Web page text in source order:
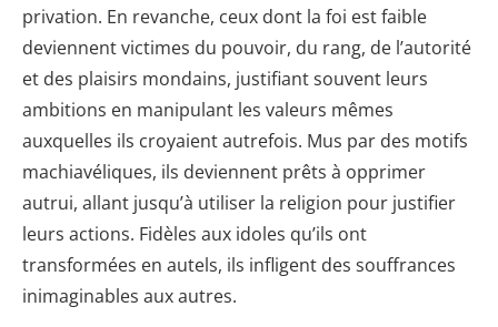
privation. En revanche, ceux dont la foi est faible
deviennent victimes du pouvoir, du rang, de l’autorité
et des plaisirs mondains, justifiant souvent leurs
ambitions en manipulant les valeurs mêmes
auxquelles ils croyaient autrefois. Mus par des motifs
machiavéliques, ils deviennent prêts à opprimer
autrui, allant jusqu’à utiliser la religion pour justifier
leurs actions. Fidèles aux idoles qu’ils ont
transformées en autels, ils infligent des souffrances
inimaginables aux autres.